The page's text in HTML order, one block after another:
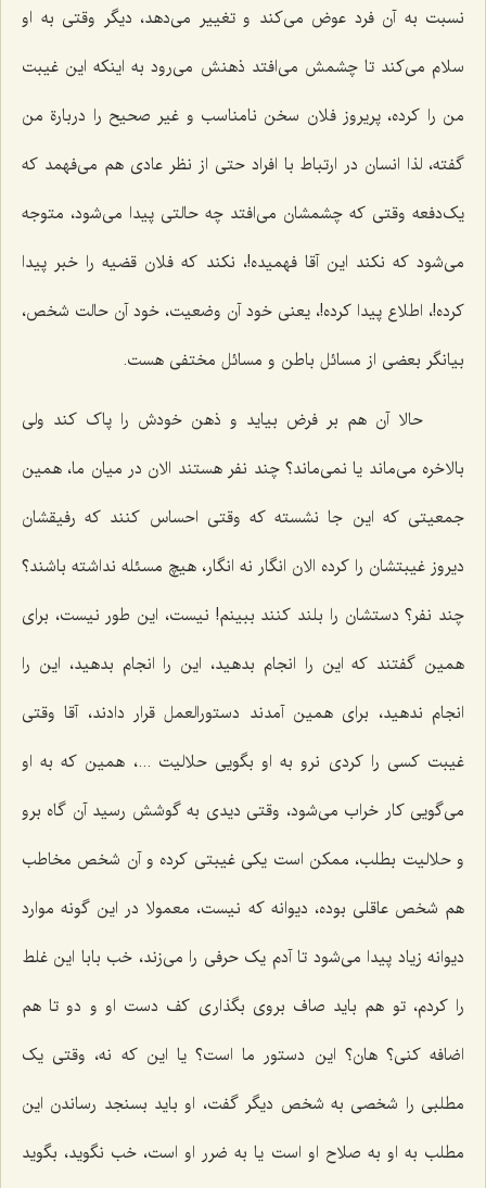
نسبت به آن فرد عوض می‌کند و تغییر می‌دهد، دیگر وقتی به او
سلام می‌کند تا چشمش می‌افتد ذهنش می‌رود به اینکه این غیبت
من را کرده، پریروز فلان سخن نامناسب و غیر صحیح را دربارة من
گفته، لذا انسان در ارتباط با افراد حتی از نظر عادی هم می‌فهمد که
یک‌دفعه وقتی که چشمشان می‌افتد چه حالتی پیدا می‌شود، متوجه
می‌شود که نکند این آقا فهمیده!، نکند که فلان قضیه را خبر پیدا
کرده!، اطلاع پیدا کرده!، یعنی خود آن وضعیت، خود آن حالت شخص،
بیانگر بعضی از مسائل باطن و مسائل مختفی هست.
حالا آن هم بر فرض بیاید و ذهن خودش را پاک کند ولی
بالاخره می‌ماند یا نمی‌ماند؟ چند نفر هستند الان در میان ما، همین
جمعیتی که این جا نشسته که وقتی احساس کنند که رفیقشان
دیروز غیبتشان را کرده الان انگار نه انگار، هیچ مسئله نداشته باشند؟
چند نفر؟ دستشان را بلند کنند ببینم! نیست، این طور نیست، برای
همین گفتند که این را انجام بدهید، این را انجام بدهید، این را
انجام ندهید، برای همین آمدند دستورالعمل قرار دادند، آقا وقتی
غیبت کسی را کردی نرو به او بگویی حلالیت ...، همین که به او
می‌گویی کار خراب می‌شود، وقتی دیدی به گوشش رسید آن گاه برو
و حلالیت بطلب، ممکن است یکی غیبتی کرده و آن شخص مخاطب
هم شخص عاقلی بوده، دیوانه که نیست، معمولا در این گونه موارد
دیوانه زیاد پیدا می‌شود تا آدم یک حرفی را می‌زند، خب بابا این غلط
را کردم، تو هم باید صاف بروی بگذاری کف دست او و دو تا هم
اضافه کنی؟ هان؟ این دستور ما است؟ یا این که نه، وقتی یک
مطلبی را شخصی به شخص دیگر گفت، او باید بسنجد رساندن این
مطلب به او به صلاح او است یا به ضرر او است، خب نگوید، بگوید